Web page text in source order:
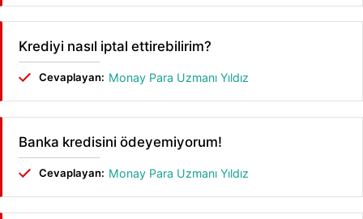
Krediyi nasıl iptal ettirebilirim?
Cevaplayan: Monay Para Uzmanı Yıldız
Banka kredisini ödeyemiyorum!
Cevaplayan: Monay Para Uzmanı Yıldız